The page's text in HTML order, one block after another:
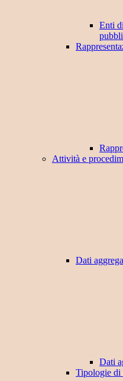
Enti
Attività e
Dati
Dati
Tipologie di